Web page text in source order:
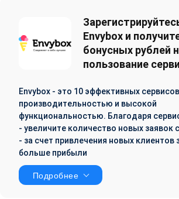
Envybox и
бонусных рублей
пользование
Envybox - это 10 эффективных
производительностью и высокой
функциональностью. Благодаря
- увеличите количество новых заявок
- за счет привлечения новых клиентов
больше прибыли
Подробнее